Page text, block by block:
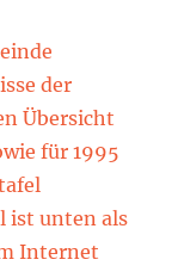
der
Übersicht
für 1995
ist unten als
Internet